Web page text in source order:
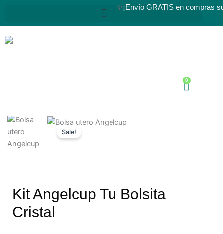
✨¡Envío GRATIS en compras
0
Cart
Sale!
Kit Angelcup Tu Bolsita
Cristal